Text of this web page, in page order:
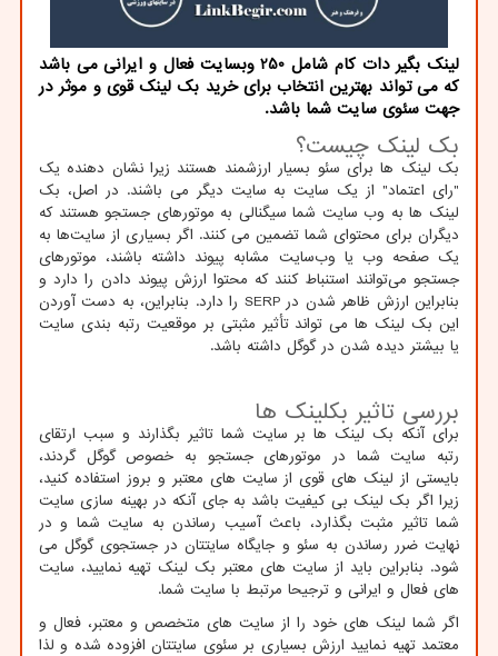
لینک بگیر دات کام شامل 250 وبسایت فعال و ایرانی می باشد
که می تواند بهترین انتخاب برای خرید بک لینک قوی و موثر در
جهت سئوی سایت شما باشد.
بک لینک چیست؟
بک لینک ها برای سئو بسیار ارزشمند هستند زیرا نشان دهنده یک
"رای اعتماد" از یک سایت به سایت دیگر می باشند. در اصل، بک
لینک ها به وب سایت شما سیگنالی به موتورهای جستجو هستند که
دیگران برای محتوای شما تضمین می کنند. اگر بسیاری از سایت‌ها به
یک صفحه وب یا وب‌سایت مشابه پیوند داشته باشند، موتورهای
جستجو می‌توانند استنباط کنند که محتوا ارزش پیوند دادن را دارد و
بنابراین ارزش ظاهر شدن درSERP را دارد. بنابراین، به دست آوردن
این بک لینک ها می تواند تأثیر مثبتی بر موقعیت رتبه بندی سایت
یا بیشتر دیده شدن در گوگل داشته باشد.
بررسی تاثیر بکلینک ها
برای آنکه بک لینک ها بر سایت شما تاثیر بگذارند و سبب ارتقای
رتبه سایت شما در موتورهای جستجو به خصوص گوگل گردند،
بایستی از لینک های قوی از سایت های معتبر و بروز استفاده کنید،
زیرا اگر بک لینک بی کیفیت باشد به جای آنکه در بهینه سازی سایت
شما تاثیر مثبت بگذارد، باعث آسیب رساندن به سایت شما و در
نهایت ضرر رساندن به سئو و جایگاه سایتتان در جستجوی گوگل می
شود. بنابراین باید از سایت های معتبر بک لینک تهیه نمایید، سایت
های فعال و ایرانی و ترجیحا مرتبط با سایت شما.
اگر شما لینک های خود را از سایت های متخصص و معتبر، فعال و
معتمد تهیه نمایید ارزش بسیاری بر سئوی سایتتان افزوده شده و لذا